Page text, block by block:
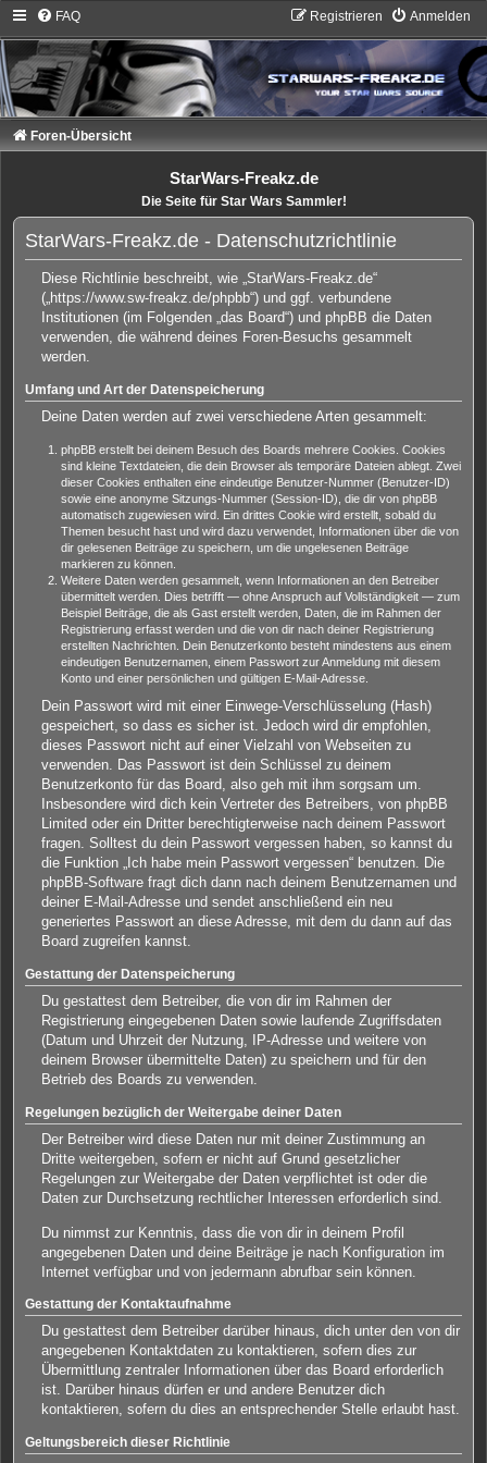
FAQ Anmelden
Registrieren
Foren-Übersicht
StarWars-Freakz.de
Die Seite für Star Wars Sammler!
StarWars-Freakz.de - Datenschutzrichtlinie
Diese Richtlinie beschreibt, wie „StarWars-Freakz.de“
(„https://www.sw-freakz.de/phpbb“) und ggf. verbundene
Institutionen (im Folgenden „das Board“) und phpBB die Daten
verwenden, die während deines Foren-Besuchs gesammelt
werden.
Umfang und Art der Datenspeicherung
Deine Daten werden auf zwei verschiedene Arten gesammelt:
phpBB erstellt bei deinem Besuch des Boards mehrere Cookies. Cookies
sind kleine Textdateien, die dein Browser als temporäre Dateien ablegt. Zwei
dieser Cookies enthalten eine eindeutige Benutzer-Nummer (Benutzer-ID)
sowie eine anonyme Sitzungs-Nummer (Session-ID), die dir von phpBB
automatisch zugewiesen wird. Ein drittes Cookie wird erstellt, sobald du
Themen besucht hast und wird dazu verwendet, Informationen über die von
dir gelesenen Beiträge zu speichern, um die ungelesenen Beiträge
markieren zu können.
Weitere Daten werden gesammelt, wenn Informationen an den Betreiber
übermittelt werden. Dies betrifft — ohne Anspruch auf Vollständigkeit — zum
Beispiel Beiträge, die als Gast erstellt werden, Daten, die im Rahmen der
Registrierung erfasst werden und die von dir nach deiner Registrierung
erstellten Nachrichten. Dein Benutzerkonto besteht mindestens aus einem
eindeutigen Benutzernamen, einem Passwort zur Anmeldung mit diesem
Konto und einer persönlichen und gültigen E-Mail-Adresse.
Dein Passwort wird mit einer Einwege-Verschlüsselung (Hash)
gespeichert, so dass es sicher ist. Jedoch wird dir empfohlen,
dieses Passwort nicht auf einer Vielzahl von Webseiten zu
verwenden. Das Passwort ist dein Schlüssel zu deinem
Benutzerkonto für das Board, also geh mit ihm sorgsam um.
Insbesondere wird dich kein Vertreter des Betreibers, von phpBB
Limited oder ein Dritter berechtigterweise nach deinem Passwort
fragen. Solltest du dein Passwort vergessen haben, so kannst du
die Funktion „Ich habe mein Passwort vergessen“ benutzen. Die
phpBB-Software fragt dich dann nach deinem Benutzernamen und
deiner E-Mail-Adresse und sendet anschließend ein neu
generiertes Passwort an diese Adresse, mit dem du dann auf das
Board zugreifen kannst.
Gestattung der Datenspeicherung
Du gestattest dem Betreiber, die von dir im Rahmen der
Registrierung eingegebenen Daten sowie laufende Zugriffsdaten
(Datum und Uhrzeit der Nutzung, IP-Adresse und weitere von
deinem Browser übermittelte Daten) zu speichern und für den
Betrieb des Boards zu verwenden.
Regelungen bezüglich der Weitergabe deiner Daten
Der Betreiber wird diese Daten nur mit deiner Zustimmung an
Dritte weitergeben, sofern er nicht auf Grund gesetzlicher
Regelungen zur Weitergabe der Daten verpflichtet ist oder die
Daten zur Durchsetzung rechtlicher Interessen erforderlich sind.
Du nimmst zur Kenntnis, dass die von dir in deinem Profil
angegebenen Daten und deine Beiträge je nach Konfiguration im
Internet verfügbar und von jedermann abrufbar sein können.
Gestattung der Kontaktaufnahme
Du gestattest dem Betreiber darüber hinaus, dich unter den von dir
angegebenen Kontaktdaten zu kontaktieren, sofern dies zur
Übermittlung zentraler Informationen über das Board erforderlich
ist. Darüber hinaus dürfen er und andere Benutzer dich
kontaktieren, sofern du dies an entsprechender Stelle erlaubt hast.
Geltungsbereich dieser Richtlinie